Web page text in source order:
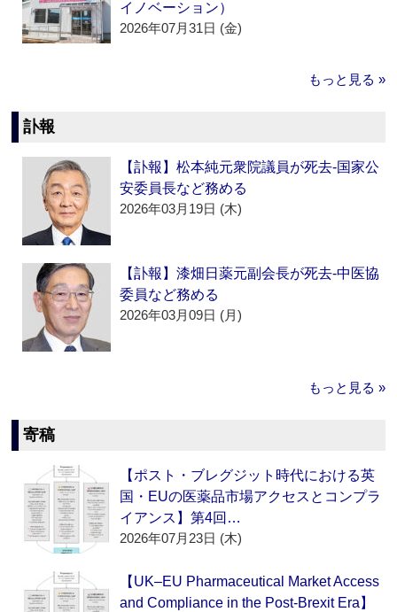
イノベーション）
2026年07月31日 (金)
もっと見る »
訃報
【訃報】松本純元衆院議員が死去‐国家公
安委員長など務める
2026年03月19日 (木)
【訃報】漆畑日薬元副会長が死去‐中医協
委員など務める
2026年03月09日 (月)
もっと見る »
寄稿
【ポスト・ブレグジット時代における英
国・EUの医薬品市場アクセスとコンプラ
イアンス】第4回…
2026年07月23日 (木)
【UK–EU Pharmaceutical Market Access
and Compliance in the Post-Brexit Era】